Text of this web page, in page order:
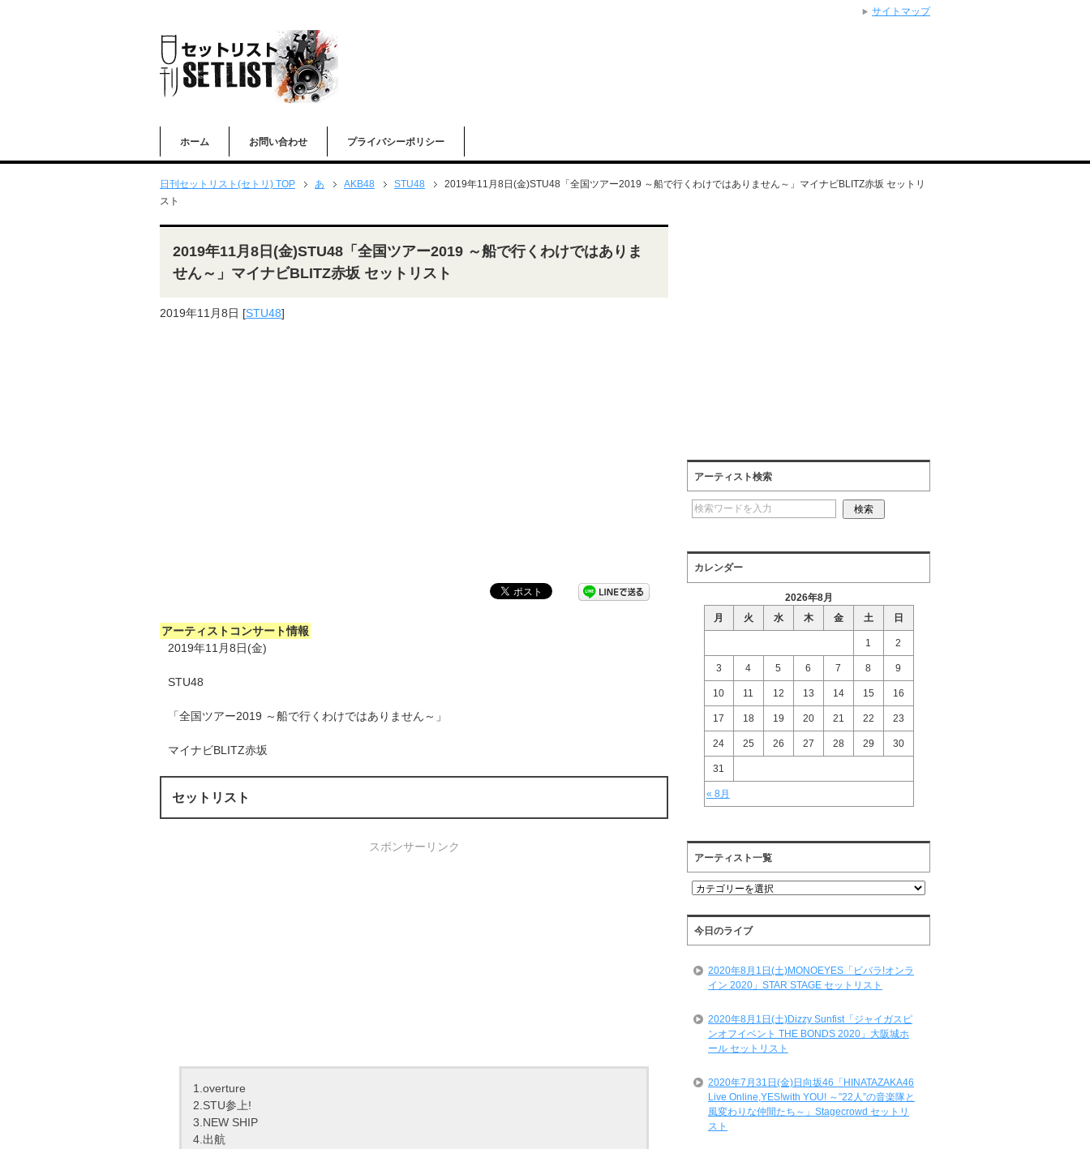
ホーム お問い合わせ プライバシーポリシー
日刊セットリスト(セトリ) TOP あ AKB48 STU48
2019年11月8日(金)STU48「全国ツアー2019 ～船で行くわけではありません～」マイナビBLITZ赤坂 セットリ
スト
2019年11月8日(金)STU48「全国ツアー2019 ～船で行くわけではありま
せん～」マイナビBLITZ赤坂 セットリスト
2019年11月8日 [STU48]
アーティストコンサート情報
2019年11月8日(金)
STU48
「全国ツアー2019 ～船で行くわけではありません～」
マイナビBLITZ赤坂
セットリスト
スポンサーリンク
1.overture
2.STU参上!
3.NEW SHIP
4.出航
アーティスト検索
カレンダー
2026年8月
月
火 水 木 金 土 日
« 8月
1 2
3 4 5 6 7 8 9
10 11 12 13 14 15 16
17 18 19 20 21 22 23
24 25 26 27 28 29 30
31
アーティスト一覧
ア
テ
ィ
ス
一
今日のライブ
2020年8月1日(土)MONOEYES「ビバラ!オンラ
イン 2020」STAR STAGE セットリスト
2020年8月1日(土)Dizzy Sunfist「ジャイガスピ
ンオフイベント THE BONDS 2020」大阪城ホ
ール セットリスト
2020年7月31日(金)日向坂46「HINATAZAKA46
Live Online,YES!with YOU! ～”22人”の音楽隊と
風変わりな仲間たち～」Stagecrowd セットリ
スト
サイトマップ